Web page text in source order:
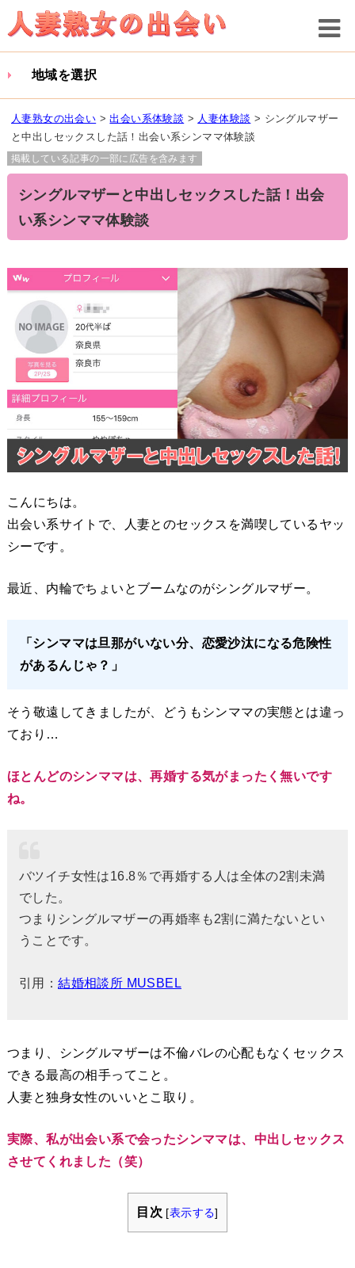
地域を選択
人妻熟女の出会い >出会い系体験談 > 人妻体験談 > シングルマザー
と中出しセックスした話！出会い系シンママ体験談
掲載している記事の一部に広告を含みます
シングルマザーと中出しセックスした話！出会
い系シンママ体験談
こんにちは。
出会い系サイトで、人妻とのセックスを満喫しているヤッ
シーです。
最近、内輪でちょいとブームなのがシングルマザー。
「シンママは旦那がいない分、恋愛沙汰になる危険性
があるんじゃ？」
そう敬遠してきましたが、どうもシンママの実態とは違っ
ており…
ほとんどのシンママは、再婚する気がまったく無いです
ね。
バツイチ女性は16.8％で再婚する人は全体の2割未満
でした。
つまりシングルマザーの再婚率も2割に満たないとい
うことです。
引用：結婚相談所 MUSBEL
つまり、シングルマザーは不倫バレの心配もなくセックス
できる最高の相手ってこと。
人妻と独身女性のいいとこ取り。
実際、私が出会い系で会ったシンママは、中出しセックス
させてくれました（笑）
目次 [表示する]